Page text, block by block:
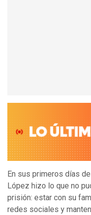
En sus primeros días
López hizo lo que no
prisión: estar con su
redes sociales y